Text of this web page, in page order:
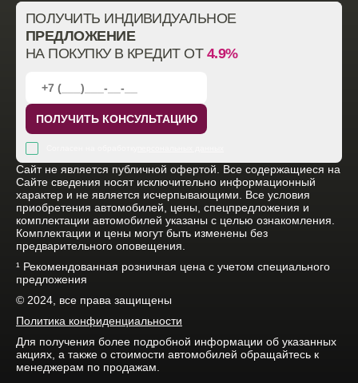
ПОЛУЧИТЬ ИНДИВИДУАЛЬНОЕ
ПРЕДЛОЖЕНИЕ
НА ПОКУПКУ В КРЕДИТ ОТ 4.9%
ПОЛУЧИТЬ КОНСУЛЬТАЦИЮ
Cайт не является публичной офертой. Все содержащиеся на
Сайте сведения носят исключительно информационный
характер и не является исчерпывающими. Все условия
приобретения автомобилей, цены, спецпредложения и
комплектации автомобилей указаны с целью ознакомления.
Комплектации и цены могут быть изменены без
предварительного оповещения.
¹ Рекомендованная розничная цена с учетом специального
предложения
© 2024, все права защищены
Политика конфиденциальности
Для получения более подробной информации об указанных
акциях, а также о стоимости автомобилей обращайтесь к
менеджерам по продажам.